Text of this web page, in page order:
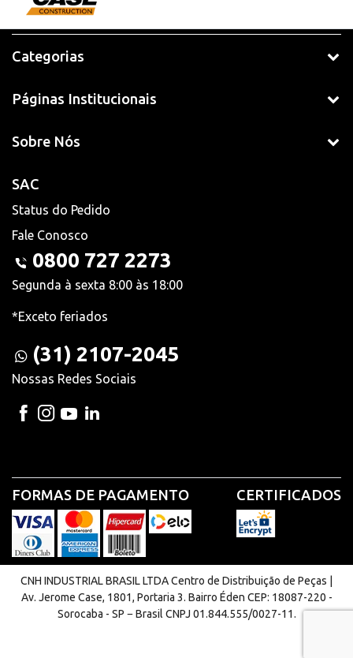
Categorias
Páginas Institucionais
Sobre Nós
SAC
Status do Pedido
Fale Conosco
0800 727 2273
Segunda à sexta 8:00 às 18:00
*Exceto feriados
(31) 2107-2045
Nossas Redes Sociais
FORMAS DE PAGAMENTO CERTIFICADOS
CNH INDUSTRIAL BRASIL LTDA Centro de Distribuição de Peças |
Av. Jerome Case, 1801, Portaria 3. Bairro Éden CEP: 18087-220 -
Sorocaba - SP − Brasil CNPJ 01.844.555/0027-11.